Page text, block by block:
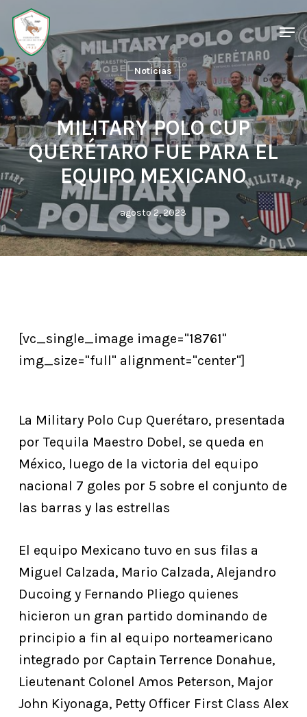
Skip
main
content
Noticias
MILITARY POLO CUP
QUERÉTARO FUE PARA EL
EQUIPO MEXICANO
agosto 2, 2023
[vc_single_image image="18761"
img_size="full" alignment="center"]
La Military Polo Cup Querétaro, presentada
por Tequila Maestro Dobel, se queda en
México, luego de la victoria del equipo
nacional 7 goles por 5 sobre el conjunto de
las barras y las estrellas
El equipo Mexicano tuvo en sus filas a
Miguel Calzada, Mario Calzada, Alejandro
Ducoing y Fernando Pliego quienes
hicieron un gran partido dominando de
principio a fin al equipo norteamericano
integrado por Captain Terrence Donahue,
Lieutenant Colonel Amos Peterson, Major
John Kiyonaga, Petty Officer First Class Alex